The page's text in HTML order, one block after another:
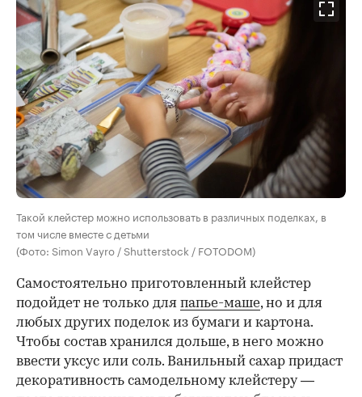
Такой клейстер можно использовать в различных поделках, в
том числе вместе с детьми
(Фото: Simon Vayro / Shutterstock / FOTODOM)
Самостоятельно приготовленный клейстер
подойдет не только для папье-маше, но и для
любых других поделок из бумаги и картона.
Чтобы состав хранился дольше, в него можно
ввести уксус или соль. Ванильный сахар придаст
декоративность самодельному клейстеру —